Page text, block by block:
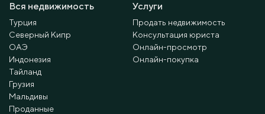
Вся недвижимость
Турция
Северный Кипр
ОАЭ
Индонезия
Тайланд
Грузия
Мальдивы
Проданные
Услуги
Продать недвижимость
Консультация юриста
Онлайн-просмотр
Онлайн-покупка